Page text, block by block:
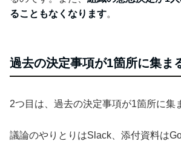
ることもなくなります。
過去の決定事項が1箇所に集ま
2つ目は、過去の決定事項が1箇所に集
議論のやりとりはSlack、添付資料は